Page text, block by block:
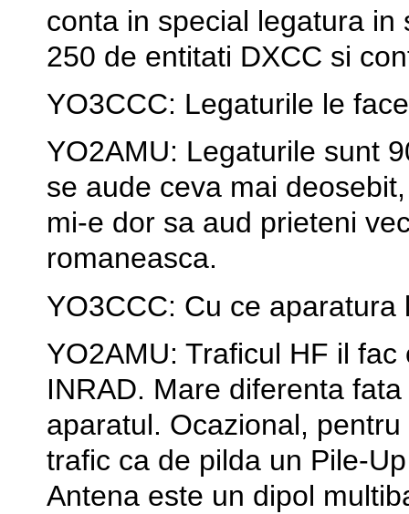
conta in special legatura
250 de entitati DXCC si
YO3CCC: Legaturile le
YO2AMU: Legaturile sunt
se aude ceva mai
mi-e dor sa aud prieteni
romaneasca.
YO3CCC: Cu ce
YO2AMU: Traficul HF il
INRAD. Mare diferenta
aparatul. Ocazional,
trafic ca de pilda un Pile-
Antena este un dipol